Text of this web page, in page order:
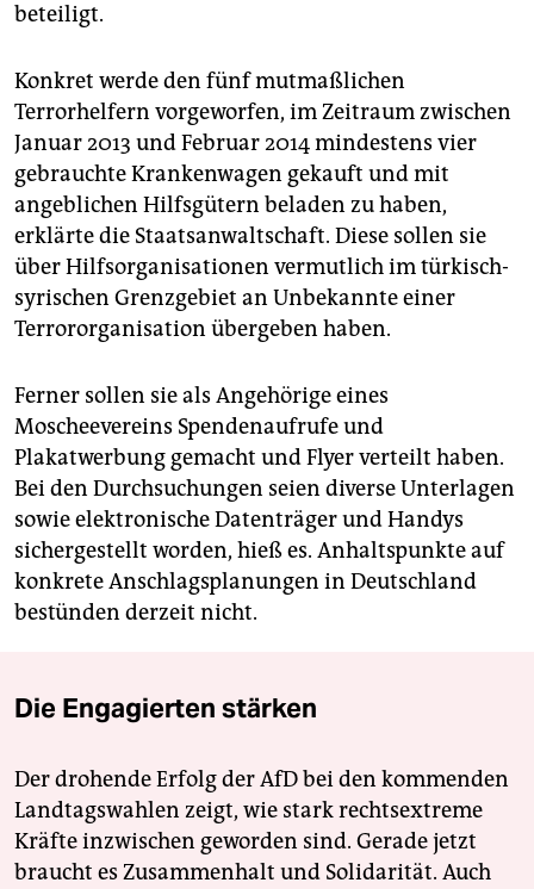
beteiligt.
Konkret werde den fünf mutmaßlichen
Terrorhelfern vorgeworfen, im Zeitraum zwischen
Januar 2013 und Februar 2014 mindestens vier
gebrauchte Krankenwagen gekauft und mit
angeblichen Hilfsgütern beladen zu haben,
erklärte die Staatsanwaltschaft. Diese sollen sie
über Hilfsorganisationen vermutlich im türkisch-
syrischen Grenzgebiet an Unbekannte einer
Terrororganisation übergeben haben.
Ferner sollen sie als Angehörige eines
Moscheevereins Spendenaufrufe und
Plakatwerbung gemacht und Flyer verteilt haben.
Bei den Durchsuchungen seien diverse Unterlagen
sowie elektronische Datenträger und Handys
sichergestellt worden, hieß es. Anhaltspunkte auf
konkrete Anschlagsplanungen in Deutschland
bestünden derzeit nicht.
Die Engagierten stärken
Der drohende Erfolg der AfD bei den kommenden
Landtagswahlen zeigt, wie stark rechtsextreme
Kräfte inzwischen geworden sind. Gerade jetzt
braucht es Zusammenhalt und Solidarität. Auch